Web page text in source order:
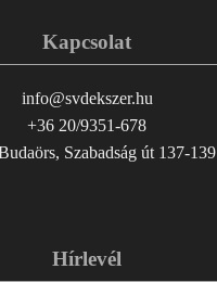
Kapcsolat
info@svdekszer.hu
+36 20/9351-678
Szabadság út 137-139
Hírlevél